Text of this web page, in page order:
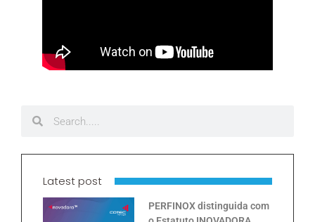
Latest post
PERFINOX distinguida com